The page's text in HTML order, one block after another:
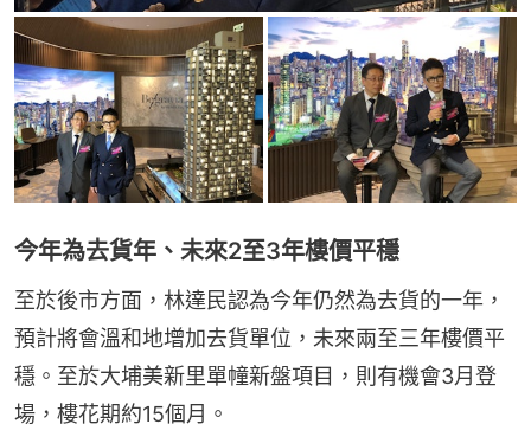
今年為去貨年、未來2至3年樓價平穩
至於後市方面，林達民認為今年仍然為去貨的一年，
預計將會溫和地增加去貨單位，未來兩至三年樓價平
穩。至於大埔美新里單幢新盤項目，則有機會3月登
場，樓花期約15個月。